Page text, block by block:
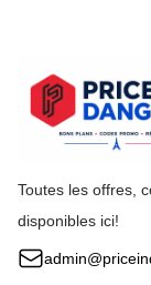
Toutes les offres,
disponibles ici!